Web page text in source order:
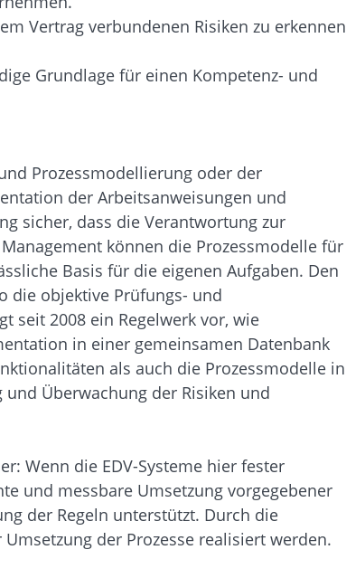
Vertrag verbundenen Risiken zu erkennen
Grundlage für einen Kompetenz- und
Prozessmodellierung oder der
der Arbeitsanweisungen und
sicher, dass die Verantwortung zur
können die Prozessmodelle für
Basis für die eigenen Aufgaben. Den
die objektive Prüfungs- und
seit 2008 ein Regelwerk vor, wie
in einer gemeinsamen Datenbank
als auch die Prozessmodelle in
Überwachung der Risiken und
Wenn die EDV-Systeme hier fester
und messbare Umsetzung vorgegebener
der Regeln unterstützt. Durch die
der Prozesse realisiert werden.